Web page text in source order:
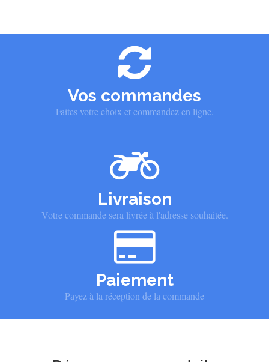
Vos commandes
Faites votre choix et commandez en ligne.
Livraison
Votre commande sera livrée à l'adresse souhaitée.
Paiement
Payez à la réception de la commande